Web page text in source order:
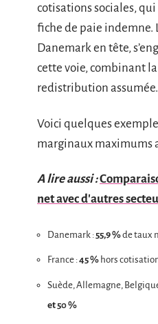
cotisations sociales,
fiche de paie indemne.
Danemark en tête,
cette voie, combinant
redistribution assumée.
Voici quelques
marginaux maximums
A lire aussi :
net avec d'autres
Danemark : 55,9 %de taux
France :45 % hors
Suède, Allemagne,
et 50 %